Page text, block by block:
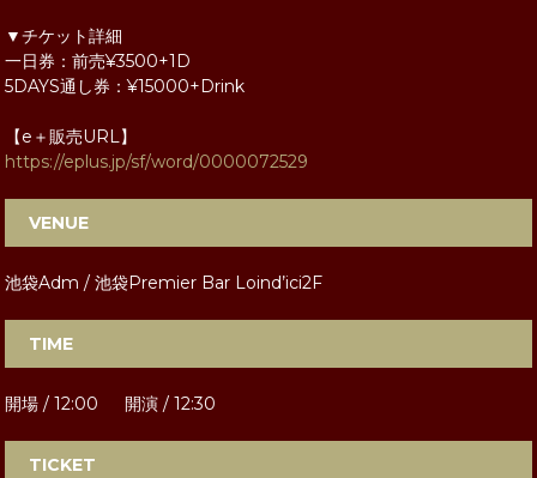
▼チケット詳細
一日券：前売¥3500+1D
5DAYS通し券：¥15000+Drink
【e＋販売URL】
https://eplus.jp/sf/word/0000072529
VENUE
池袋Adm / 池袋Premier Bar Loind’ici2F
TIME
開場 / 12:00 開演 / 12:30
TICKET